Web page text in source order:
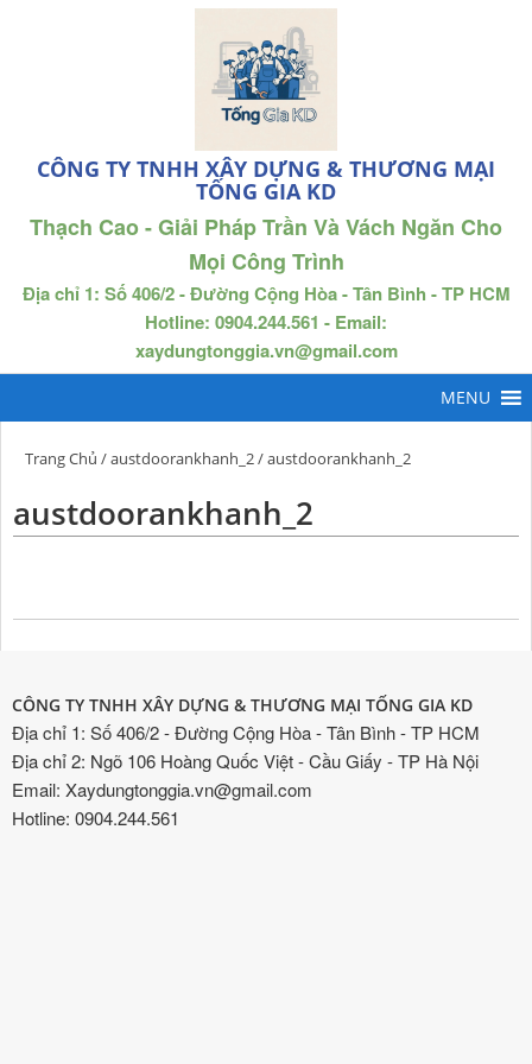
CÔNG TY TNHH XÂY DỰNG & THƯƠNG MẠI
TỐNG GIA KD
Thạch Cao - Giải Pháp Trần Và Vách Ngăn Cho
Mọi Công Trình
Địa chỉ 1: Số 406/2 - Đường Cộng Hòa - Tân Bình - TP HCM
Hotline: 0904.244.561 - Email:
xaydungtonggia.vn@gmail.com
Trang Chủ /austdoorankhanh_2/ austdoorankhanh_2
austdoorankhanh_2
CÔNG TY TNHH XÂY DỰNG & THƯƠNG MẠI TỐNG GIA KD
Địa chỉ 1: Số 406/2 - Đường Cộng Hòa - Tân Bình - TP HCM
Địa chỉ 2: Ngõ 106 Hoàng Quốc Việt - Cầu Giấy - TP Hà Nội
Email: Xaydungtonggia.vn@gmail.com
Hotline: 0904.244.561